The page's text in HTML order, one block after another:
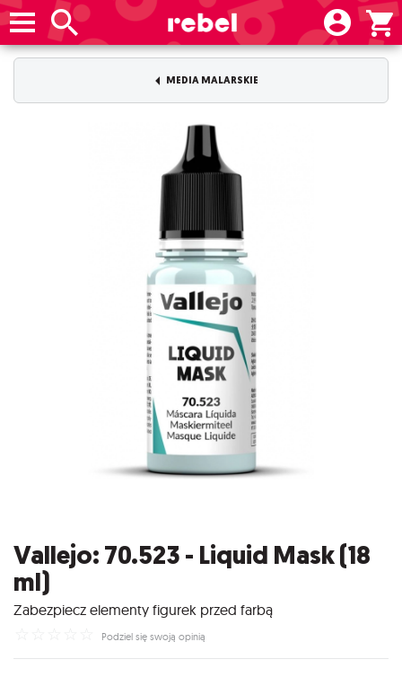
MEDIA MALARSKIE
Vallejo: 70.523 - Liquid Mask (18
ml)
Zabezpiecz elementy figurek przed farbą
Podziel się swoją opinią